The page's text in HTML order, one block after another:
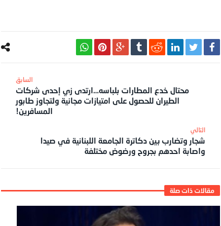
محتال خدع المطارات بلباسه…ارتدى زي إحدى شركات
الطيران للحصول على امتيازات مجانية ولتجاوز طابور
المسافرين!
‎التالي
شجار وتضارب بين دكاترة الجامعة اللبنانية في صيدا
واصابة احدهم بجروح ورضوض مختلفة